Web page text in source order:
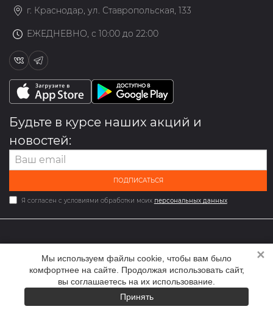
Мы используем файлы cookie, чтобы вам было
комфортнее на сайте. Продолжая использовать сайт,
вы соглашаетесь на их использование.
Принять
✕
г. Краснодар, ул. Ставропольская, 133
ЕЖЕДНЕВНО, с 10:00 до 22:00
Будьте в курсе наших акций и
новостей:
ПОДПИСАТЬСЯ
Я согласен с условиями обработки моих персональных данных
2026 © Мультибрендовый магазин одежды и обуви med-
online.ru